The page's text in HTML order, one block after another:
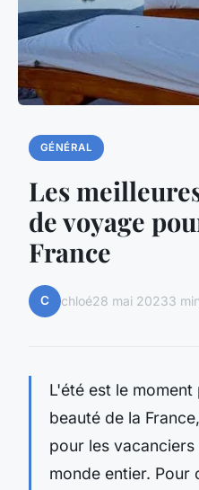
GÉNÉRAL
Les
de voyage
France
C chloé28 mai 20233
L'été est le
beauté de la
pour les
monde entier. Pour